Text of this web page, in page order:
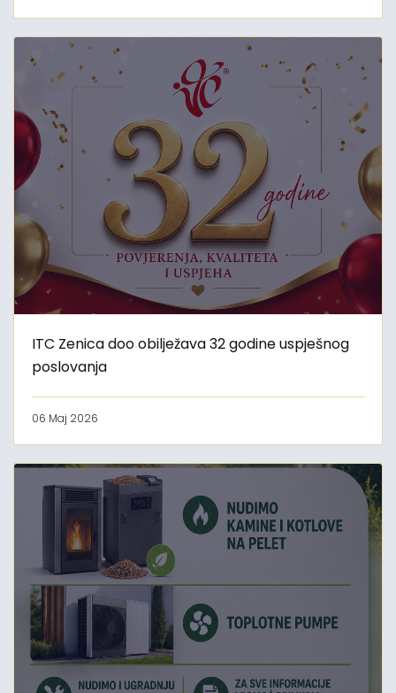
ITC Zenica doo obilježava 32 godine uspješnog
poslovanja
06 Maj 2026